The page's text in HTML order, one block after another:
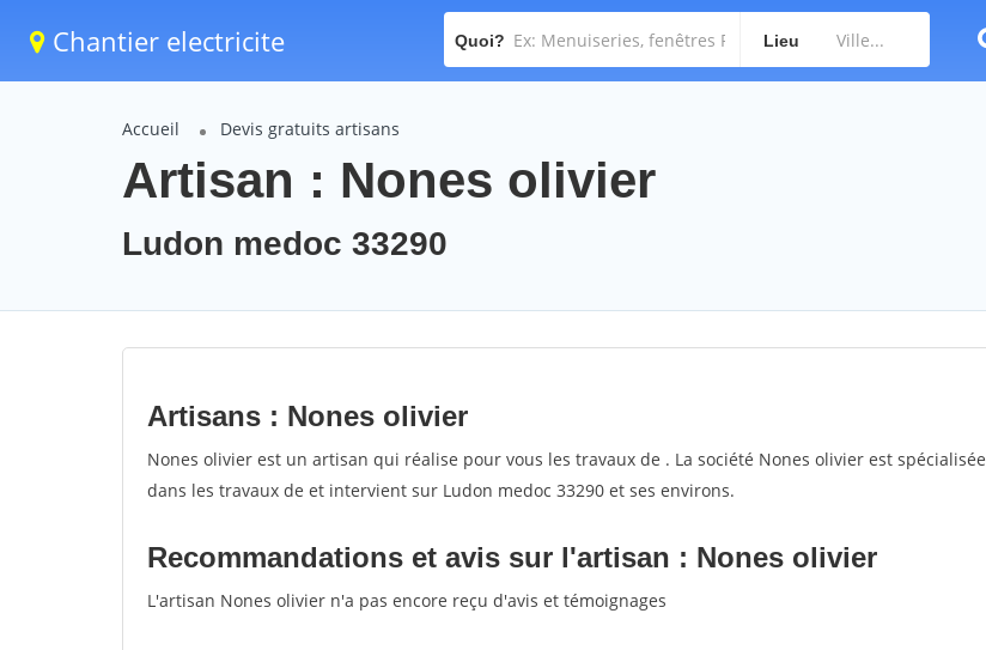
Chantier electricite Quoi? Lieu
Accueil Devis gratuits artisans
Artisan : Nones olivier
Ludon medoc 33290
Artisans : Nones olivier
Nones olivier est un artisan qui réalise pour vous les travaux de . La société Nones olivier est spécialisée
dans les travaux de et intervient sur Ludon medoc 33290 et ses environs.
Recommandations et avis sur l'artisan : Nones olivier
L'artisan Nones olivier n'a pas encore reçu d'avis et témoignages